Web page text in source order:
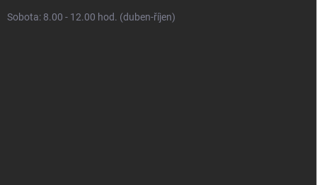
Sobota: 8.00 - 12.00 hod. (duben-říjen)